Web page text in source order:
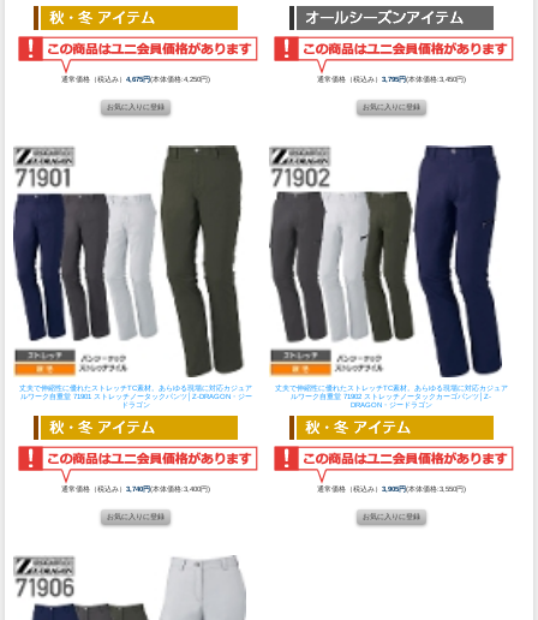
通常価格（税込み）4,675円(本体価格:4,250円) 通常価格（税込み） 3,795円(本体価格:3,450円)
丈夫で伸縮性に優れたストレッチTC素材。あらゆる現場に対応カジュア
ルワーク 自重堂 71901 ストレッチノータックパンツ│Z-DRAGON・ジー
ドラゴン
通常価格（税込み）3,740円(本体価格:3,400円)
丈夫で伸縮性に優れたストレッチTC素材。あらゆる現場に対応カジュア
ルワーク 自重堂 71902 ストレッチノータックカーゴパンツ│Z-
DRAGON・ジードラゴン
通常価格（税込み） 3,905円(本体価格:3,550円)